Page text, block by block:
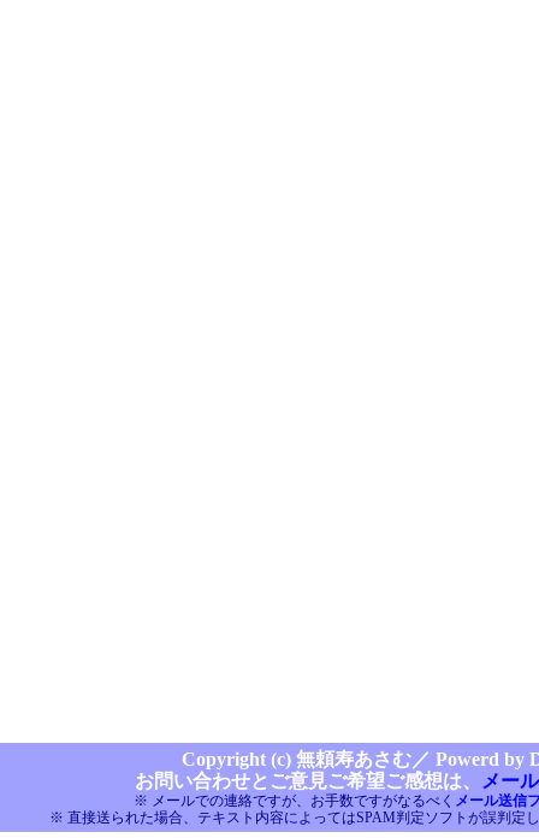
Copyright (c) 無頼寿あさむ／ Powerd by
お問い合わせとご意見ご希望ご感想は、
メー
※ メールでの連絡ですが、お手数ですがなるべく メール送信
※ 直接送られた場合、テキスト内容によってはSPAM判定ソフトが誤判定